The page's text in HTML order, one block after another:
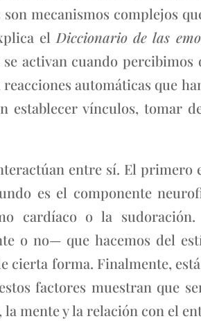
mecanismos complejos
el Diccionario de las
activan cuando
automáticas que
establecer vínculos, tomar
entre sí. El primero
es el componente
cardíaco o la
o no— que hacemos del
cierta forma. Finalmente,
factores muestran que
mente y la relación con el